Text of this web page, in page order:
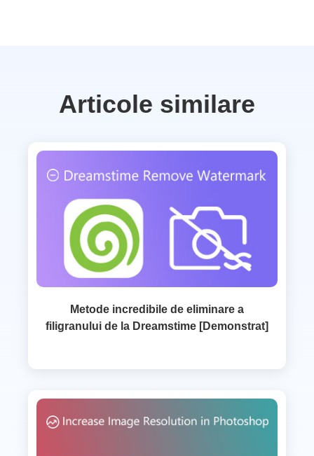
Articole similare
Metode incredibile de eliminare a
filigranului de la Dreamstime [Demonstrat]